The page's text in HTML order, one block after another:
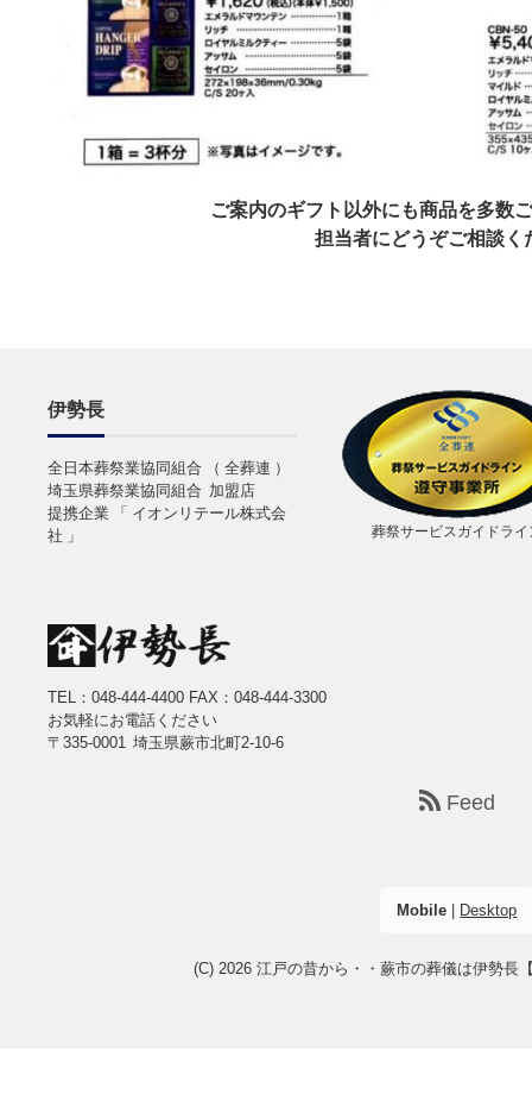
ご案内のギフト以外にも商品を多数
担当者にどうぞご相談く
伊勢長
全日本葬祭業協同組合 （ 全葬連 ）
埼玉県葬祭業協同組合 加盟店
提携企業 「 イオンリテール株式会
社 」
葬祭サービスガイドライ
TEL：048-444-4400 FAX：048-444-3300
お気軽にお電話ください
〒335-0001 埼玉県蕨市北町2-10-6
Feed
Mobile | Desktop
(C) 2026江戸の昔から・・蕨市の葬儀は伊勢長